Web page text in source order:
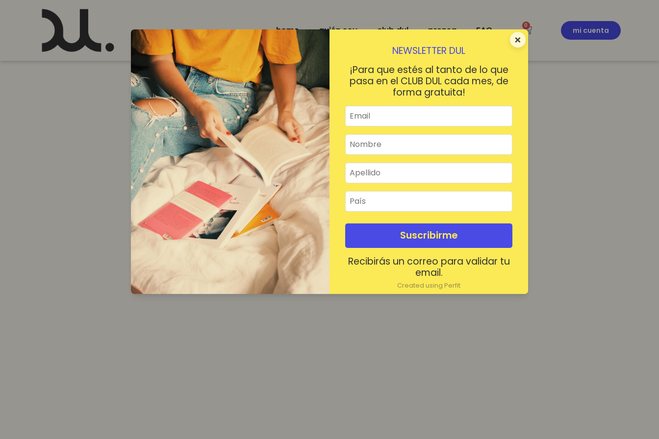
×
NEWSLETTER DUL
¡Para que estés al tanto de lo que
pasa en el CLUB DUL cada mes, de
forma gratuita!
Suscribirme
Recibirás un correo para validar tu
email.
Created using Perfit
home quién soy club dul prensa FAQ 0
mi cuenta
¡HOLA!
Mantenerme conectado ¿Contraseña olvidada?
Acceder